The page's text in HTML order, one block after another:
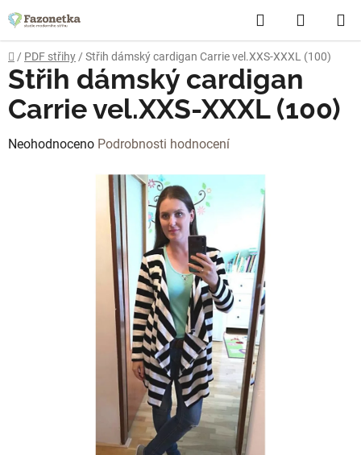
na
obsah
Hledat
KOŠÍK
Domů
/ PDF střihy / Střih dámský cardigan Carrie vel.XXS-XXXL (100)
Střih dámský cardigan
Carrie vel.XXS-XXXL (100)
Průměrné
Neohodnoceno Podrobnosti hodnocení